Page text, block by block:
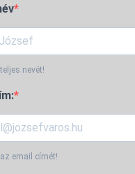
nevét!
email címét!